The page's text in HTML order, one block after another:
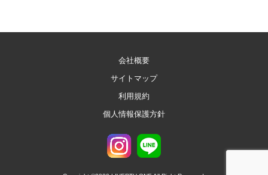
会社概要
サイトマップ
利用規約
個人情報保護方針